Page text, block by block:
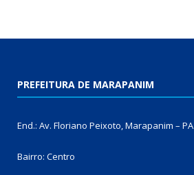
PREFEITURA DE MARAPANIM
End.: Av. Floriano Peixoto, Marapanim – PA
Bairro: Centro